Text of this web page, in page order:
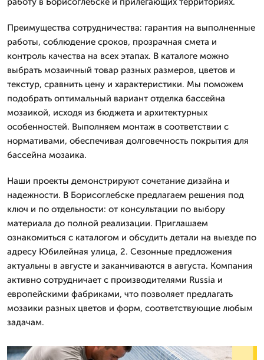
Преимущества сотрудничества: гарантия на выполненные
работы, соблюдение сроков, прозрачная смета и
контроль качества на всех этапах. В каталоге можно
выбрать мозаичный товар разных размеров, цветов и
текстур, сравнить цену и характеристики. Мы поможем
подобрать оптимальный вариант отделка бассейна
мозаикой, исходя из бюджета и архитектурных
особенностей. Выполняем монтаж в соответствии с
нормативами, обеспечивая долговечность покрытия для
бассейна мозаика.
Наши проекты демонстрируют сочетание дизайна и
надежности. В Борисоглебске предлагаем решения под
ключ и по отдельности: от консультации по выбору
материала до полной реализации. Приглашаем
ознакомиться с каталогом и обсудить детали на выезде по
адресу Юбилейная улица, 2. Сезонные предложения
актуальны в августе и заканчиваются в августа. Компания
активно сотрудничает с производителями Russia и
европейскими фабриками, что позволяет предлагать
мозаики разных цветов и форм, соответствующие любым
задачам.